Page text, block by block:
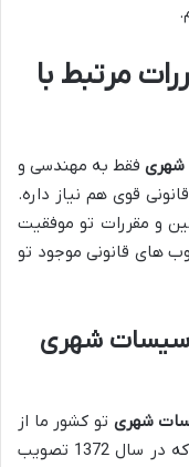
مرتبط با
شهریفقط به مهندسی و
قوی هم نیاز داره.
و مقررات تو موفقیت
های قانونی موجود تو
شهری
شهری تو کشور ما از
مدت ها قبل مورد توجه بوده. مصوبه ای که در سال 1372 تصویب